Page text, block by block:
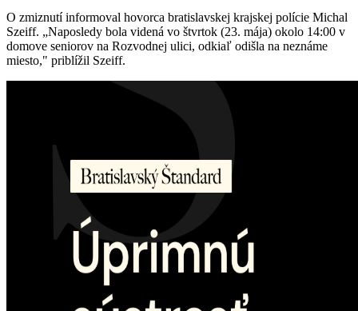
O zmiznutí informoval hovorca bratislavskej krajskej polície Michal
Szeiff. „Naposledy bola videná vo štvrtok (23. mája) okolo 14:00 v
domove seniorov na Rozvodnej ulici, odkiaľ odišla na neznáme
miesto," priblížil Szeiff.